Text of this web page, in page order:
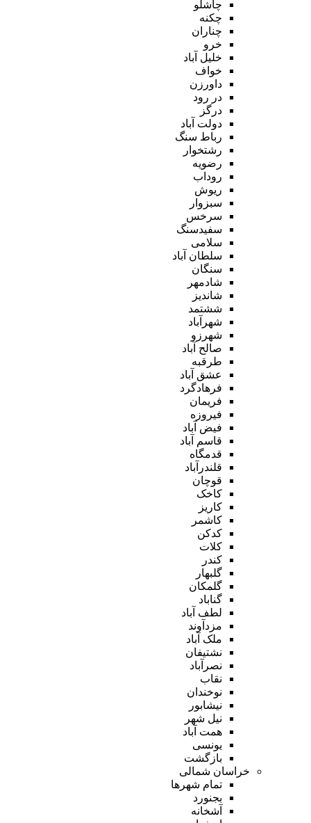
چاشلو
چکنه
چناران
خرو
خلیل آباد
خواف
داورزن
در رود
درگز
دولت آباد
رباط سنگ
رشتخوار
رضویه
روداب
ریوش
سبزوار
سرخس
سفیدسنگ
سلامی
سلطان آباد
سنگان
شادمهر
شاندیز
ششتمد
شهرآباد
شهرزو
صالح آباد
طرقبه
عشق آباد
فرهادگرد
فریمان
فیروزه
فیض آباد
قاسم آباد
قدمگاه
قلندرآباد
قوچان
کاخک
کاریز
کاشمر
کدکن
کلات
کندر
گلبهار
گلمکان
گناباد
لطف آباد
مزدآوند
ملک آباد
نشتیفان
نصرآباد
نقاب
نوخندان
نیشابور
نیل شهر
همت آباد
یونسی
بازگشت
خراسان شمالی
تمام شهر‌ها
بجنورد
آشخانه